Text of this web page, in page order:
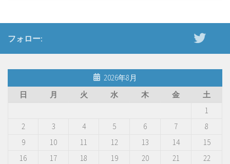
フォロー:
2026年8月
日
月 火 水 木 金
土
1
2
3 4 5 6 7
8
9
10 11 12 13 14
15
16
17 18 19 20 21
22